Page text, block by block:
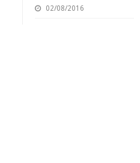
02/08/2016